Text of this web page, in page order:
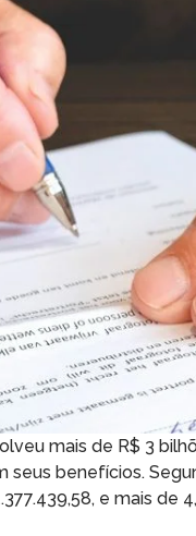
mais de R$ 3
seus benefícios.
e mais